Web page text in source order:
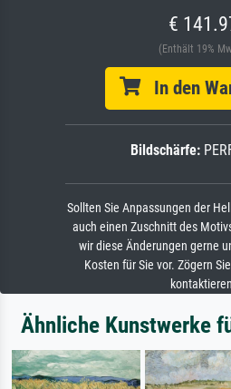
€
(Enthält 19%
In den
Bildschärfe:
Sollten Sie Anpassungen der
auch einen Zuschnitt des
wir diese Änderungen gerne
Kosten für Sie vor. Zögern
Ähnliche Kunstwerke